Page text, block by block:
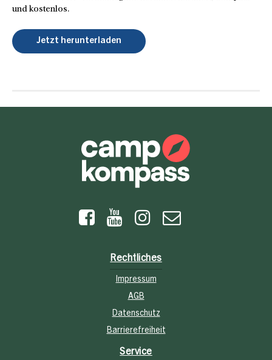
und kostenlos.
Jetzt herunterladen
Rechtliches
Impressum
AGB
Datenschutz
Barrierefreiheit
Service